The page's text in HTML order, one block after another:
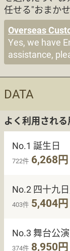
任せる"おまか
Overseas
Yes, we have
assistance,
DATA
よく利用され
No.1 誕生日
722件 6,268円
No.2 四十九
403件 5,404円
No.3 舞台公
374件 8,950円